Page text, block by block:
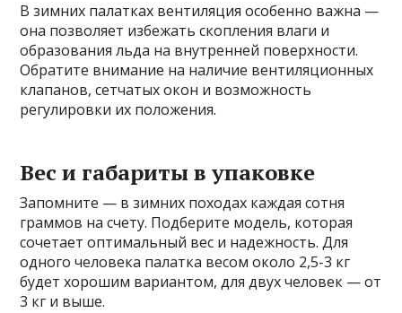
В зимних палатках вентиляция особенно важна —
она позволяет избежать скопления влаги и
образования льда на внутренней поверхности.
Обратите внимание на наличие вентиляционных
клапанов, сетчатых окон и возможность
регулировки их положения.
Вес и габариты в упаковке
Запомните — в зимних походах каждая сотня
граммов на счету. Подберите модель, которая
сочетает оптимальный вес и надежность. Для
одного человека палатка весом около 2,5-3 кг
будет хорошим вариантом, для двух человек — от
3 кг и выше.